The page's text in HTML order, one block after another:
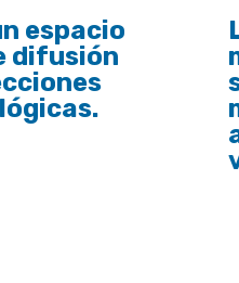
espacio
difusión